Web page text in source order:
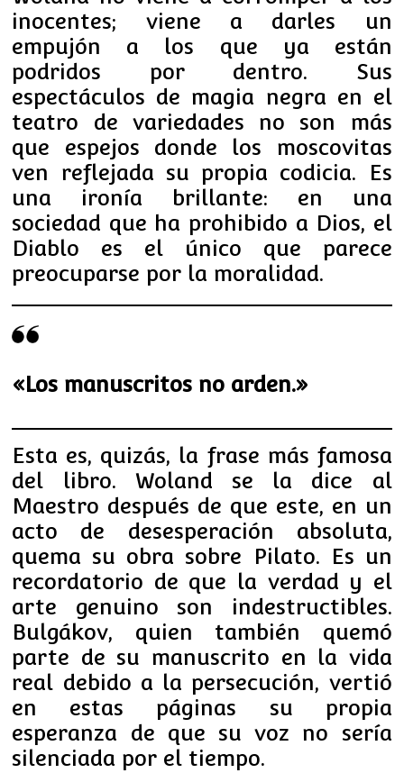
inocentes; viene a darles un
empujón a los que ya están
podridos por dentro. Sus
espectáculos de magia negra en el
teatro de variedades no son más
que espejos donde los moscovitas
ven reflejada su propia codicia. Es
una ironía brillante: en una
sociedad que ha prohibido a Dios, el
Diablo es el único que parece
preocuparse por la moralidad.
«Los manuscritos no arden.»
Esta es, quizás, la frase más famosa
del libro. Woland se la dice al
Maestro después de que este, en un
acto de desesperación absoluta,
quema su obra sobre Pilato. Es un
recordatorio de que la verdad y el
arte genuino son indestructibles.
Bulgákov, quien también quemó
parte de su manuscrito en la vida
real debido a la persecución, vertió
en estas páginas su propia
esperanza de que su voz no sería
silenciada por el tiempo.